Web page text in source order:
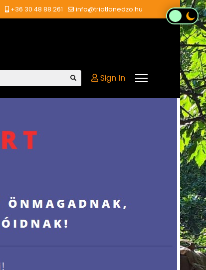
+36 30 48 88 261 info@triatlonedzo.hu
Sign In